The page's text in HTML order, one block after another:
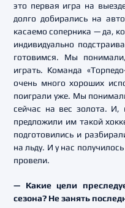
это первая игра на
долго добирались на
касаемо соперника — да,
индивидуально
готовимся. Мы
играть. Команда
очень много хороших
поиграли уже. Мы
сейчас на вес золота.
предложили им такой
подготовились и
на льду. И у нас
провели.
— Какие цели
сезона? Не занять